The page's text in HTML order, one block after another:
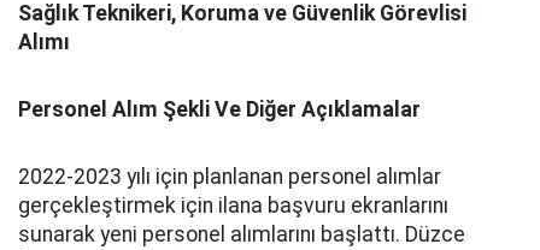
Sağlık Teknikeri, Koruma ve Güvenlik Görevlisi
Alımı
Personel Alım Şekli Ve Diğer Açıklamalar
2022-2023 yılı için planlanan personel alımlar
gerçekleştirmek için ilana başvuru ekranlarını
sunarak yeni personel alımlarını başlattı. Düzce